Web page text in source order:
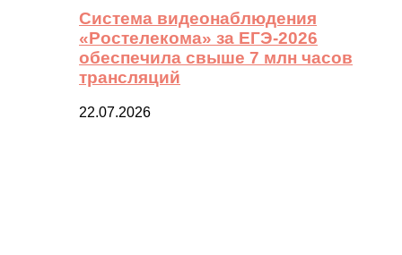
Система видеонаблюдения
«Ростелекома» за ЕГЭ-2026
обеспечила свыше 7 млн часов
трансляций
22.07.2026